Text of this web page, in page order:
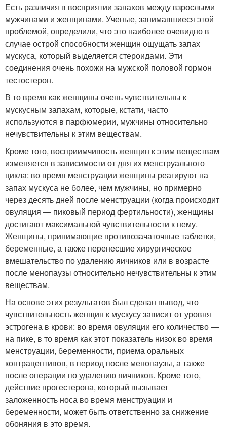
Есть различия в восприятии запахов между взрослыми
мужчинами и женщинами. Ученые, занимавшиеся этой
проблемой, определили, что это наиболее очевидно в
случае острой способности женщин ощущать запах
мускуса, который выделяется стероидами. Эти
соединения очень похожи на мужской половой гормон
тестостерон.
В то время как женщины очень чувствительны к
мускусным запахам, которые, кстати, часто
используются в парфюмерии, мужчины относительно
нечувствительны к этим веществам.
Кроме того, восприимчивость женщин к этим веществам
изменяется в зависимости от дня их менструального
цикла: во время менструации женщины реагируют на
запах мускуса не более, чем мужчины, но примерно
через десять дней после менструации (когда происходит
овуляция — пиковый период фертильности), женщины
достигают максимальной чувствительности к нему.
Женщины, принимающие противозачаточные таблетки,
беременные, а также перенесшие хирургическое
вмешательство по удалению яичников или в возрасте
после менопаузы относительно нечувствительны к этим
веществам.
На основе этих результатов был сделан вывод, что
чувствительность женщин к мускусу зависит от уровня
эстрогена в крови: во время овуляции его количество —
на пике, в то время как этот показатель низок во время
менструации, беременности, приема оральных
контрацептивов, в период после менопаузы, а также
после операции по удалению яичников. Кроме того,
действие прогестерона, который вызывает
заложенность носа во время менструации и
беременности, может быть ответственно за снижение
обоняния в это время.